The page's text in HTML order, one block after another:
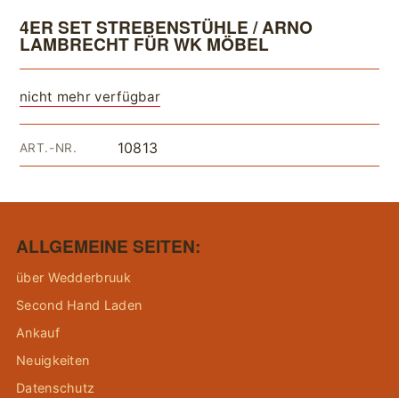
4ER SET STREBENSTÜHLE / ARNO
LAMBRECHT FÜR WK MÖBEL
nicht mehr verfügbar
ART.-NR. 10813
ALLGEMEINE SEITEN:
über Wedderbruuk
Second Hand Laden
Ankauf
Neuigkeiten
Datenschutz